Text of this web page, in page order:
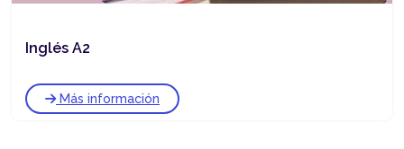
Inglés A2
Más información